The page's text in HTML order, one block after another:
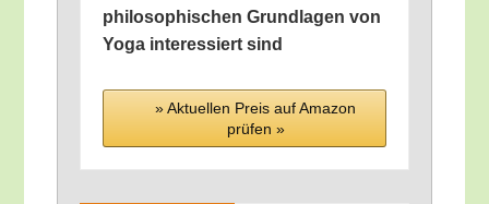
phi­lo­so­phi­schen Grund­la­gen von
Yoga inter­es­siert sind
» Aktu­el­len Preis auf Ama­zon
prü­fen »